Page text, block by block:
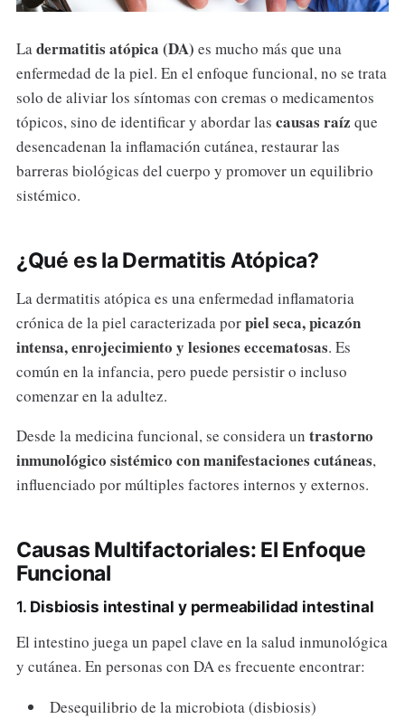
La dermatitis atópica (DA) es mucho más que una
enfermedad de la piel. En el enfoque funcional, no se trata
solo de aliviar los síntomas con cremas o medicamentos
tópicos, sino de identificar y abordar las causas raíz que
desencadenan la inflamación cutánea, restaurar las
barreras biológicas del cuerpo y promover un equilibrio
sistémico.
¿Qué es la Dermatitis Atópica?
La dermatitis atópica es una enfermedad inflamatoria
crónica de la piel caracterizada porpiel seca, picazón
intensa, enrojecimiento y lesiones eccematosas. Es
común en la infancia, pero puede persistir o incluso
comenzar en la adultez.
Desde la medicina funcional, se considera un trastorno
inmunológico sistémico con manifestaciones cutáneas,
influenciado por múltiples factores internos y externos.
Causas Multifactoriales: El Enfoque
Funcional
1. Disbiosis intestinal y permeabilidad intestinal
El intestino juega un papel clave en la salud inmunológica
y cutánea. En personas con DA es frecuente encontrar:
Desequilibrio de la microbiota (disbiosis)